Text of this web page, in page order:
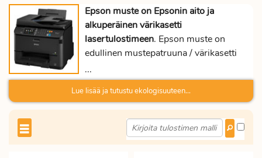
Epson muste on Epsonin aito ja
alkuperäinen värikasetti
lasertulostimeen. Epson muste on
edullinen mustepatruuna / värikasetti
Epson muste toimii luotettavasti
nopeissa tulostimissa ja musteen
sopivat musteet tai laserkasetitEpson
yhteensopivuustaulukosta. Epson
...
Lue lisää ja tutustu ekologisuuteen...